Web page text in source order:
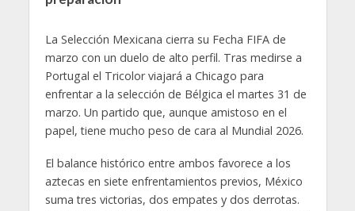
La Selección Mexicana cierra su Fecha FIFA de
marzo con un duelo de alto perfil. Tras medirse a
Portugal el Tricolor viajará a Chicago para
enfrentar a la selección de Bélgica el martes 31 de
marzo. Un partido que, aunque amistoso en el
papel, tiene mucho peso de cara al Mundial 2026.
El balance histórico entre ambos favorece a los
aztecas en siete enfrentamientos previos, México
suma tres victorias, dos empates y dos derrotas.